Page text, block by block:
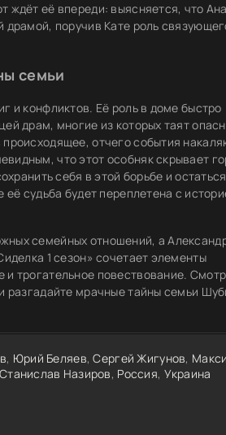
её впереди: выясняется, что
поручив Кате роль
семьи
и конфликтов. Её роль в доме быстро
драм, многие из которых таят
отчего события
что этот особняк скрывает
себя в этой борьбе и
судьба будет переплетена с
семейных отношений, а
1 сезон» сочетает элементы
трогательное повествование.
разгадайте мрачные тайны семьи
, Юрий Беляев,Сергей Жигунов,
Станислав Назиров, Россия, Украина